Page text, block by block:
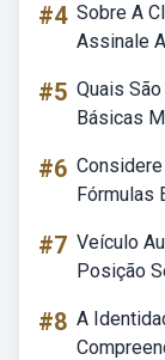
#4 Sobre A
Assinale
#5 Quais
Básicas
#6
Fórmulas
#7 Veículo
Posição
#8 A